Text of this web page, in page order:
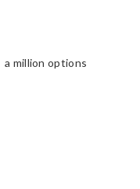
a million options